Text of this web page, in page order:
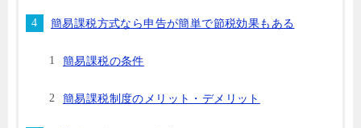
簡易課税方式なら申告が簡単で節税効果もある
簡易課税の条件
簡易課税制度のメリット・デメリット